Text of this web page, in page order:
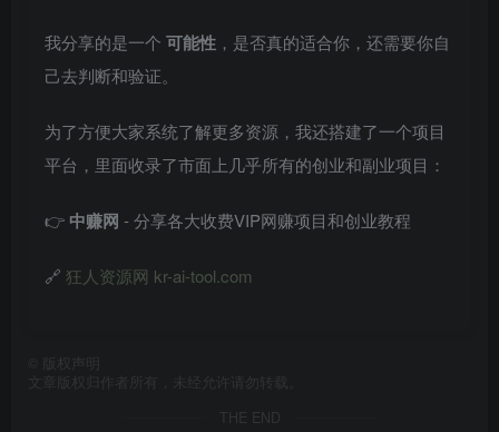
我分享的是一个 可能性 ，是否真的适合你，还需要你自
己去判断和验证。
为了方便大家系统了解更多资源，我还搭建了一个项目
平台，里面收录了市面上几乎所有的创业和副业项目：
👉 中赚网 - 分享各大收费VIP网赚项目和创业教程
🔗 狂人资源网 kr-ai-tool.com
版权声明
文章版权归作者所有，未经允许请勿转载。
THE END